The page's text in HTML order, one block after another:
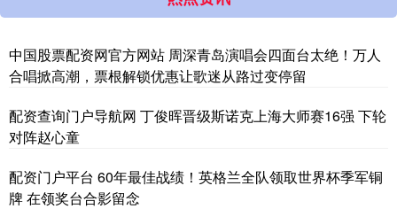
中国股票配资网官方网站 周深青岛演唱会四面台太绝！万人
合唱掀高潮，票根解锁优惠让歌迷从路过变停留
配资查询门户导航网 丁俊晖晋级斯诺克上海大师赛16强 下轮
对阵赵心童
配资门户平台 60年最佳战绩！英格兰全队领取世界杯季军铜
牌 在领奖台合影留念